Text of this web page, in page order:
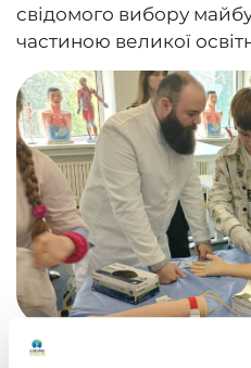
свідомого вибору
частиною великої